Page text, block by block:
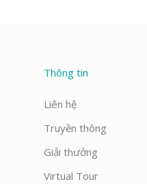
Thông tin
Liên hệ
Truyền thông
Giải thưởng
Virtual Tour